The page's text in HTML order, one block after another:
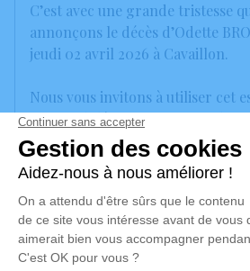
C’est avec une grande tristesse
annonçons le décès d’Odette
jeudi 02 avril 2026 à Cavaillon.
Nous vous invitons à utiliser cet
vos condoléances, partager des
une anecdote ou exprimer vos
poèmes ou des textes. Cet
d'expression dédié à honorer la
BRONDET.
Un service de plantation d’arbre